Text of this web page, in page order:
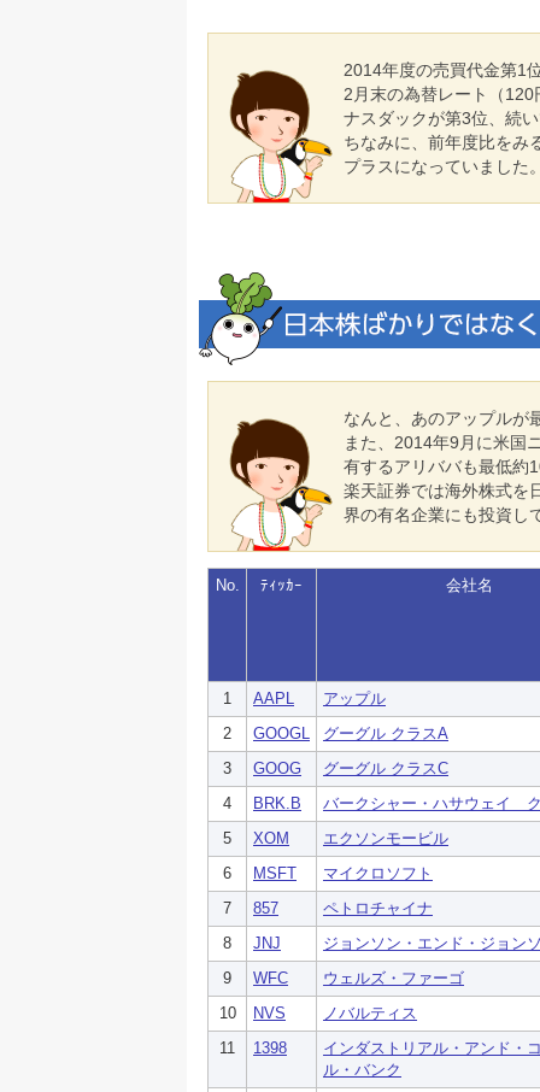
2014年度の売買代金第1
2月末の為替レート（
ナスダックが第3位、続
ちなみに、前年度比をみ
プラスになっていました
なんと、あのアップルが
また、2014年9月に米国
有するアリババも最低約
楽天証券では海外株式を
界の有名企業にも投資し
No. ﾃｨｯｶｰ 会社名
1 AAPL
アップル
2
GOOGL
グーグル クラスA
3
GOOG
グーグル クラスC
4
BRK.B
バークシャー・ハサウェイ
5
XOM
エクソンモービル
6
MSFT
マイクロソフト
7
857
ペトロチャイナ
8
JNJ
ジョンソン・エンド・ジョン
9
WFC
ウェルズ・ファーゴ
10
NVS
ノバルティス
11
1398
インダストリアル・アンド・
ル・バンク